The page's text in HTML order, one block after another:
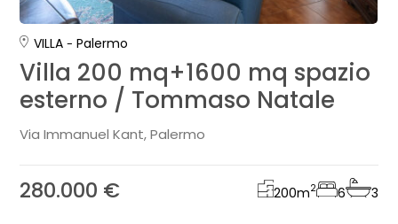
VILLA Palermo
Villa 200 mq+1600 mq spazio
esterno / Tommaso Natale
Via Immanuel Kant, Palermo
280.000 € 200m2 6 3